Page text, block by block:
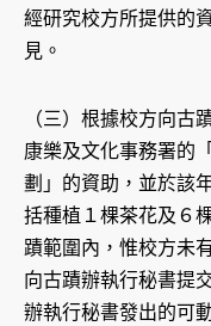
經研究校方所提供的
見。
（三）根據校方向
康樂及文化事務署的
劃」的資助，並於該
括種植１棵茶花及６
蹟範圍內，惟校方未
向古蹟辦執行秘書提
辦執行秘書發出的可